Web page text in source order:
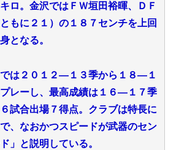
ロ。金沢ではＦＷ垣田裕暉、ＤＦ
もに２１）の１８７センチを上回
となる。
は２０１２―１３季から１８―１
プレーし、最高成績は１６―１７季
試合出場７得点。クラブは特長に
、なおかつスピードが武器のセン
」と説明している。